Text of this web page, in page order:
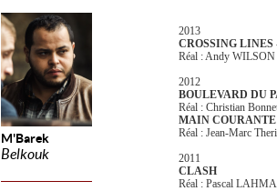
M'Barek
Belkouk
2013
CROSSING LINES
Réal : Andy WILSON
2012
BOULEVARD DU
Réal : Christian
MAIN
Réal : Jean-Marc
2011
CLASH
Réal : Pascal